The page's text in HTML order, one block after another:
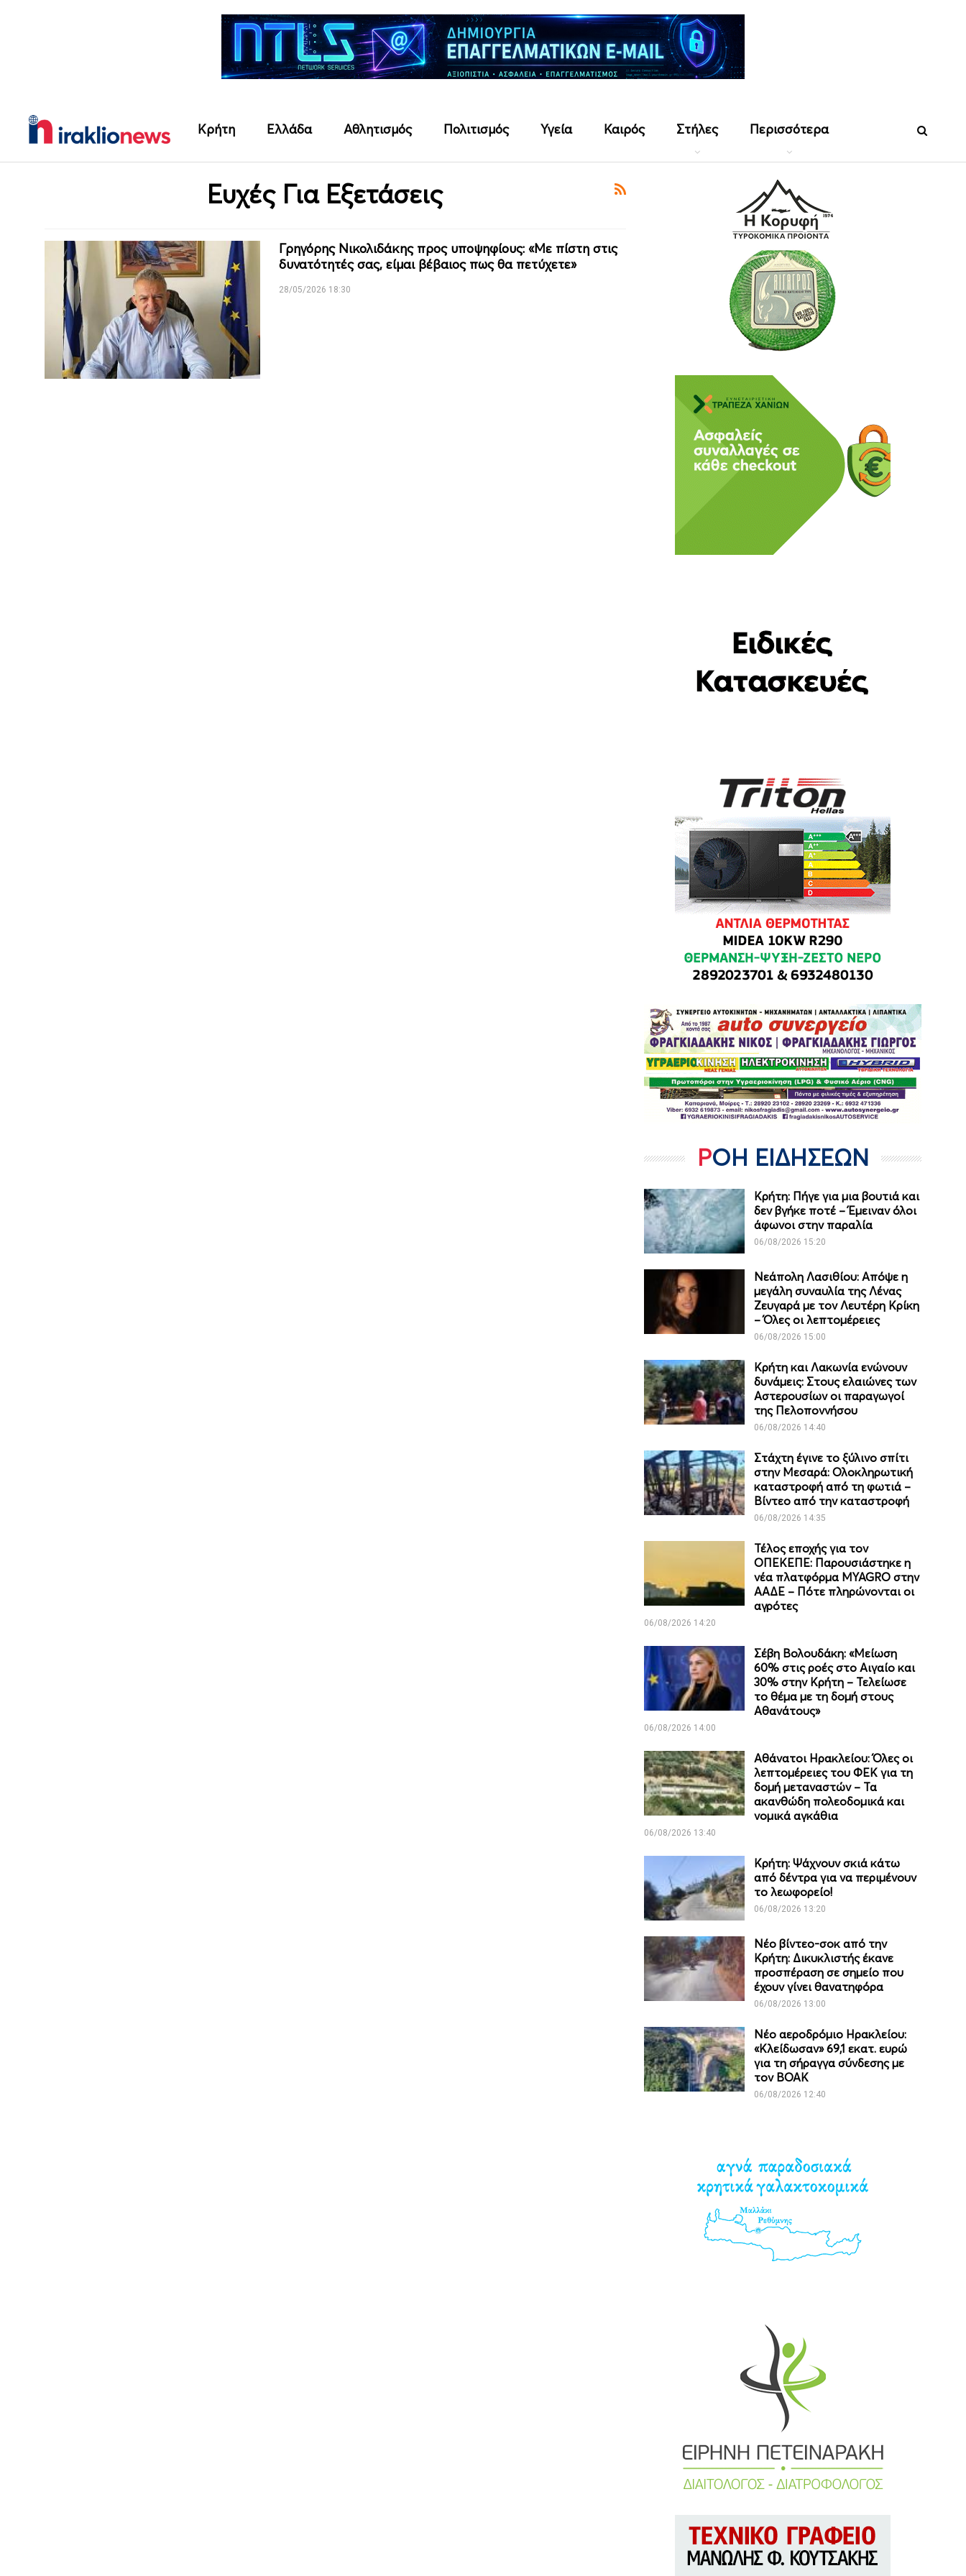
Κρήτη Ελλάδα Αθλητισμός Πολιτισμός Υγεία Καιρός Στήλες Περισσότερα
Ευχές Για Εξετάσεις
Γρηγόρης Νικολιδάκης προς υποψηφίους: «Με πίστη στις
δυνατότητές σας, είμαι βέβαιος πως θα πετύχετε»
28/05/2026 18:30
ΡΟΗ ΕΙΔΗΣΕΩΝ
Κρήτη: Πήγε για μια βουτιά και
δεν βγήκε ποτέ – Έμειναν όλοι
άφωνοι στην παραλία
06/08/2026 15:20
Νεάπολη Λασιθίου: Απόψε η
μεγάλη συναυλία της Λένας
Ζευγαρά με τον Λευτέρη Κρίκη
– Όλες οι λεπτομέρειες
06/08/2026 15:00
Κρήτη και Λακωνία ενώνουν
δυνάμεις: Στους ελαιώνες των
Αστερουσίων οι παραγωγοί
της Πελοποννήσου
06/08/2026 14:40
Στάχτη έγινε το ξύλινο σπίτι
στην Μεσαρά: Ολοκληρωτική
καταστροφή από τη φωτιά –
Βίντεο από την καταστροφή
06/08/2026 14:35
Τέλος εποχής για τον
ΟΠΕΚΕΠΕ: Παρουσιάστηκε η
νέα πλατφόρμα MYAGRO στην
ΑΑΔΕ – Πότε πληρώνονται οι
αγρότες
06/08/2026 14:20
Σέβη Βολουδάκη: «Μείωση
60% στις ροές στο Αιγαίο και
30% στην Κρήτη – Τελείωσε
το θέμα με τη δομή στους
Αθανάτους»
06/08/2026 14:00
Αθάνατοι Ηρακλείου: Όλες οι
λεπτομέρειες του ΦΕΚ για τη
δομή μεταναστών – Τα
ακανθώδη πολεοδομικά και
νομικά αγκάθια
06/08/2026 13:40
Κρήτη: Ψάχνουν σκιά κάτω
από δέντρα για να περιμένουν
το λεωφορείο!
06/08/2026 13:20
Νέο βίντεο-σοκ από την
Κρήτη: Δικυκλιστής έκανε
προσπέραση σε σημείο που
έχουν γίνει θανατηφόρα
06/08/2026 13:00
Νέο αεροδρόμιο Ηρακλείου:
«Κλείδωσαν» 69,1 εκατ. ευρώ
για τη σήραγγα σύνδεσης με
τον ΒΟΑΚ
06/08/2026 12:40